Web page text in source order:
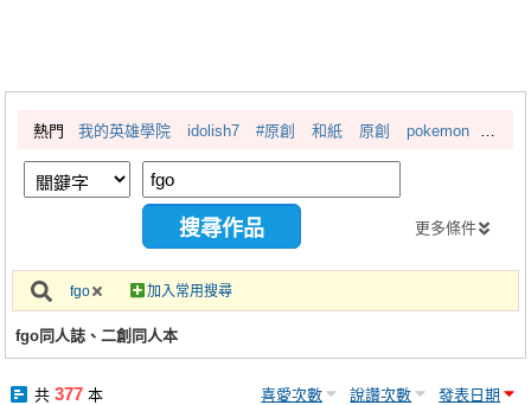
繪圖藝廊
交流中心
攤位轉讓區
會員中心
註冊會員
熱門 我的英雄學院 idolish7 #原創 和紙 原創 pokemon
更多條件
fgo 加入常用搜尋
fgo同人誌、二創同人本
共 377本 喜愛次數 說讚次數 發表日期